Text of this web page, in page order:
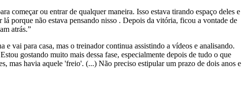
começar ou entrar de qualquer maneira. Isso estava tirando espaço deles e
porque não estava pensando nisso . Depois da vitória, ficou a vontade de
atrás.”
vai para casa, mas o treinador continua assistindo a vídeos e analisando.
gostando muito mais dessa fase, especialmente depois de tudo o que
mas havia aquele 'freio'. (...) Não preciso estipular um prazo de dois anos e